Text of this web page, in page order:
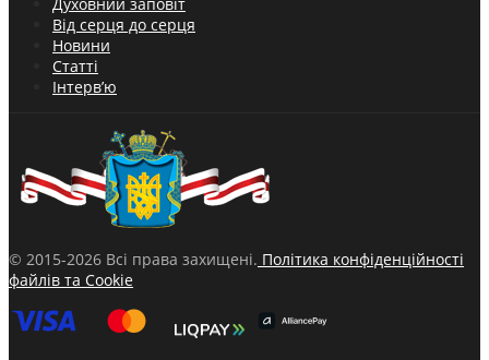
Від серця до серця
Новини
Статті
Інтерв’ю
© 2015-2026 Всі права захищені. Політика конфіденційності
файлів та Cookie